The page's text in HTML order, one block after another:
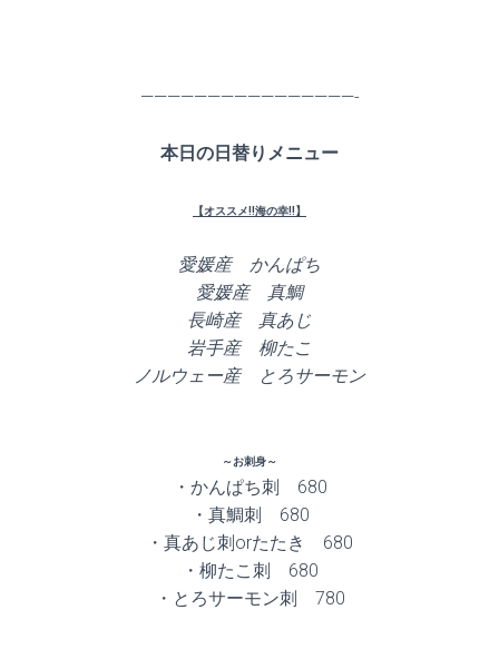
————————————————-
本日の日替りメニュー
【オススメ!!海の幸!!】
愛媛産 かんぱち
愛媛産 真鯛
長崎産 真あじ
岩手産 柳たこ
ノルウェー産 とろサーモン
～お刺身～
・かんぱち刺 680
・真鯛刺 680
・真あじ刺orたたき 680
・柳たこ刺 680
・とろサーモン刺 780